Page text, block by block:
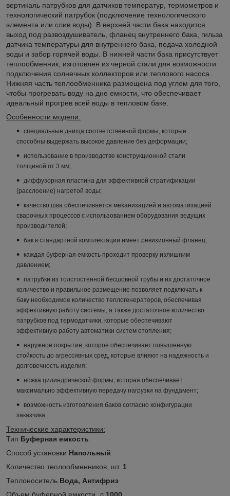
вертикаль патрубков для датчиков температур, термометров и
технологический патрубок (подключение технологического
элемента или слив воды). В верхней части бака находится
выход под развоздушиватель, фланец внутреннего бака, гильза
датчика температуры для внутреннего бака, подача холодной
воды и забор горячей воды. В нижней части бака присутствует
теплообменник, изготовлен из черной стали для возможности
подключения солнечных коллекторов или теплового насоса.
Нижняя часть теплообменника размещена под углом для того,
чтобы прогревать воду на дне емкости, что обеспечивает
идеальный прогрев всей воды в тепловом баке.
Особенности модели:
специальные днища соответственной формы, которые
способны выдержать высокое давление без деформации;
использование в производстве конструкционной стали
толщиной от 3 мм;
диффузорная пластина для эффективной стратификации
(расслоение) нагретой воды;
качество шва обеспечивается механизацией и автоматизацией
сварочных процессов с использованием оборудования ведущих
производителей;
бак в стандартной комплектации имеет ревизионный фланец;
каждая буферная емкость проходит проверку излишним
давлением;
патрубки из толстостенной бесшовной трубы и их достаточное
количество и правильное размещение позволяет подключать к
баку необходимое количество теплогенераторов, обеспечивая
эффективную работу системы, а также достаточное количество
патрубков под термодатчики, которые обеспечивают
эффективную работу автоматики систем отопления;
наружное покрытие, которое обеспечивает повышенную
стойкость до агрессивных сред, которые влияют на надежность и
долговечность изделия;
ножка цилиндрической формы, которая обеспечивает
максимально эффективную передачу нагрузки на фундамент;
возможность изготовления баков согласно конфигурации
заказчика.
Технические характеристики:
Тип Буферная емкость
Способ установки Напольный
Количество теплообменников, шт. 1
Теплоноситель Вода, Антифриз